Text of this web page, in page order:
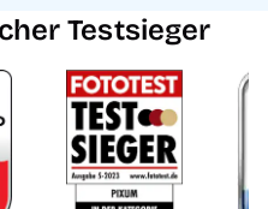
Testsieger